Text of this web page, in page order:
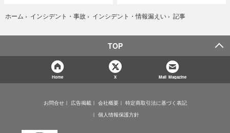
ホーム › インシデント・事故 › インシデント・情報漏えい › 記事
TOP
Home X Mail Magazine
お問合せ 広告掲載 会社概要
特定商取引法に基づく表記
個人情報保護方針